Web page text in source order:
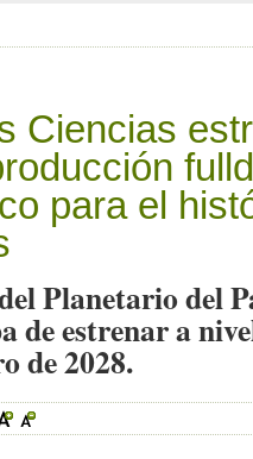
Ciencias
para el
Planetario del
de estrenar a
de 2028.